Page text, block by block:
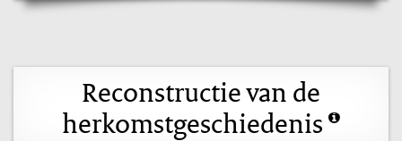
Reconstructie van de
herkomstgeschiedenis